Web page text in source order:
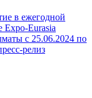
в ежегодной
Eurasia
с 25.06.2024 по
релиз